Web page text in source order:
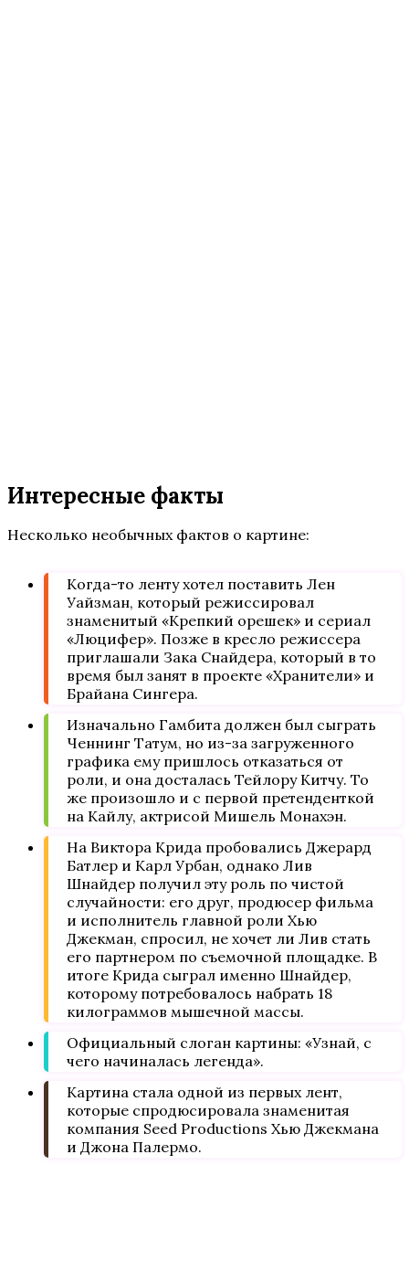
Интересные факты
Несколько необычных фактов о картине:
Когда-то ленту хотел поставить Лен
Уайзман, который режиссировал
знаменитый «Крепкий орешек» и сериал
«Люцифер». Позже в кресло режиссера
приглашали Зака Снайдера, который в то
время был занят в проекте «Хранители» и
Брайана Сингера.
Изначально Гамбита должен был сыграть
Ченнинг Татум, но из-за загруженного
графика ему пришлось отказаться от
роли, и она досталась Тейлору Китчу. То
же произошло и с первой претенденткой
на Кайлу, актрисой Мишель Монахэн.
На Виктора Крида пробовались Джерард
Батлер и Карл Урбан, однако Лив
Шнайдер получил эту роль по чистой
случайности: его друг, продюсер фильма
и исполнитель главной роли Хью
Джекман, спросил, не хочет ли Лив стать
его партнером по съемочной площадке. В
итоге Крида сыграл именно Шнайдер,
которому потребовалось набрать 18
килограммов мышечной массы.
Официальный слоган картины: «Узнай, с
чего начиналась легенда».
Картина стала одной из первых лент,
которые спродюсировала знаменитая
компания Seed Productions Хью Джекмана
и Джона Палермо.